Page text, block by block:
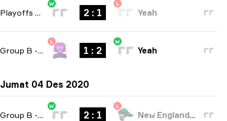
Playoffs bo3
W
2 : 1
L
Yeah
Group B - bo3
L
1 : 2
W
Yeah
Jumat 04 Des 2020
Group B - bo3
W
2 : 1
L
New England Whalers